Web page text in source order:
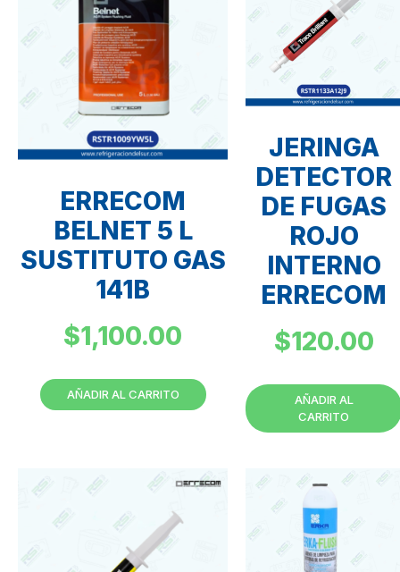
ERRECOM
BELNET 5 L
SUSTITUTO GAS
141B
$1,100.00
AÑADIR AL CARRITO
JERINGA
DETECTOR
DE FUGAS
ROJO
INTERNO
ERRECOM
$120.00
AÑADIR AL
CARRITO